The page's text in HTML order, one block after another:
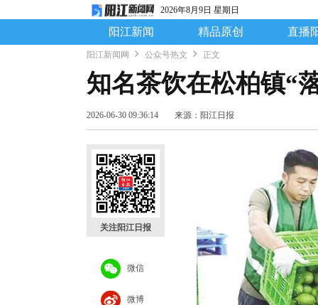
2026年8月9日 星期日
阳江新闻 精品原创 直播
阳江新闻网 公众号热文 正文
知名茶饮在松柏镇“
2026-06-30 09:36:14 来源：阳江日报
关注阳江日报
微信
微博